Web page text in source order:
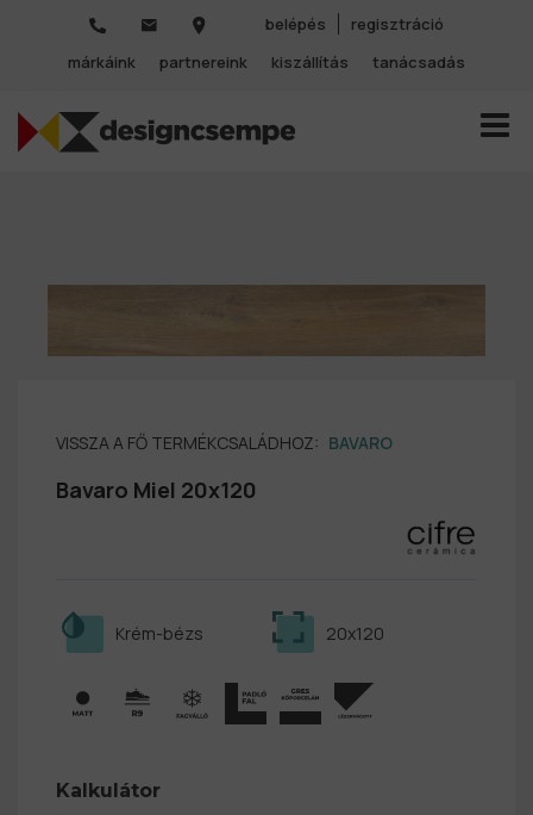
belépés
regisztráció
márkáink
partnereink kiszállítás tanácsadás
VISSZA A FŐ TERMÉKCSALÁDHOZ: BAVARO
Bavaro Miel 20x120
20x120
Krém-bézs
Kalkulátor